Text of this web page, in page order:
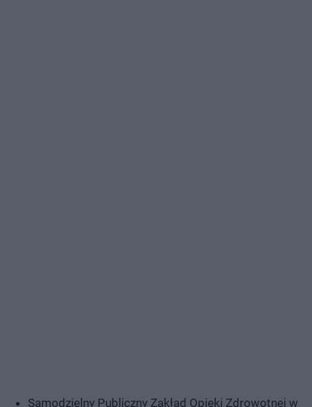
Samodzielny Publiczny Zakład Opieki Zdrowotnej w